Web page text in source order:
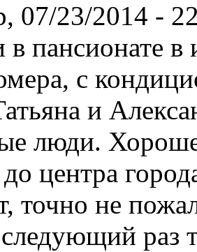
07/23/2014 -
в пансионате
с
и
люди.
центра
точно не
раз